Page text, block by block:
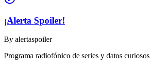
¡Alerta Spoiler!
By alertaspoiler
Programa radiofónico de series y datos curiosos